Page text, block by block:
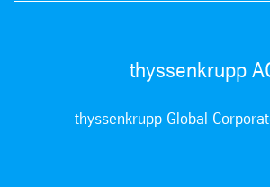
thyssenkrupp
thyssenkrupp Global